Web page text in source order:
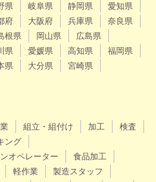
県 岐阜県 静岡県
愛知県
府 大阪府 兵庫県
奈良県
根県 岡山県
広島県
県 愛媛県 高知県
福岡県
県 大分県
宮崎県
組立・組付け 加工
検査
ング
オペレーター
食品加工
軽作業
製造スタッフ